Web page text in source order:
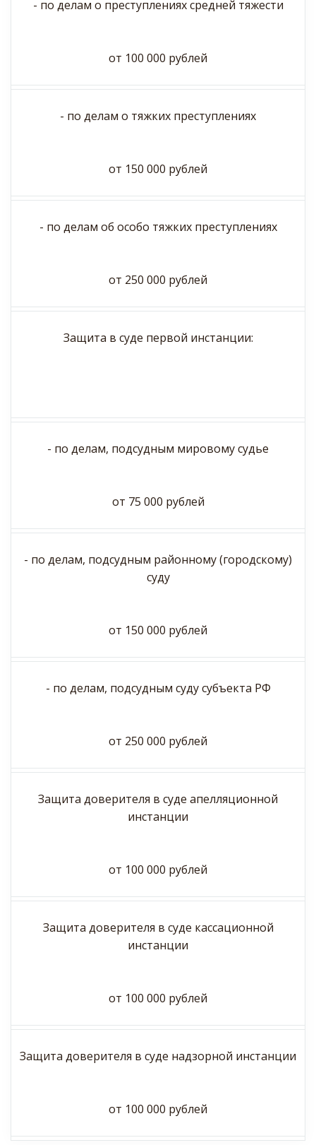
- по делам о преступлениях средней тяжести
от 100 000 рублей
- по делам о тяжких преступлениях
от 150 000 рублей
- по делам об особо тяжких преступлениях
от 250 000 рублей
Защита в суде первой инстанции:
- по делам, подсудным мировому судье
от 75 000 рублей
- по делам, подсудным районному (городскому)
суду
от 150 000 рублей
- по делам, подсудным суду субъекта РФ
от 250 000 рублей
Защита доверителя в суде апелляционной
инстанции
от 100 000 рублей
Защита доверителя в суде кассационной
инстанции
от 100 000 рублей
Защита доверителя в суде надзорной инстанции
от 100 000 рублей